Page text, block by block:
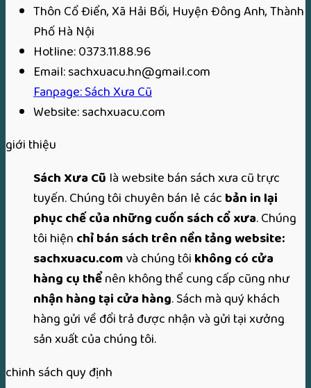
Thôn Cổ Điển, Xã Hải Bối, Huyện Đông Anh, Thành
Phố Hà Nội
Hotline: 0373.11.88.96
Email: sachxuacu.hn@gmail.com
Fanpage: Sách Xưa Cũ
Website: sachxuacu.com
giới thiệu
Sách Xưa Cũ là website bán sách xưa cũ trực
tuyến. Chúng tôi chuyên bán lẻ các bản in lại
phục chế của những cuốn sách cổ xưa. Chúng
tôi hiện chỉ bán sách trên nền tảng website:
sachxuacu.comvà chúng tôi không có cửa
hàng cụ thểnên không thể cung cấp cũng như
nhận hàng tại cửa hàng. Sách mà quý khách
hàng gửi về đổi trả được nhận và gửi tại xưởng
sản xuất của chúng tôi.
chinh sách quy định